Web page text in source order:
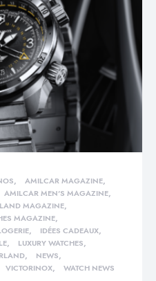
AMILCAR MAGAZINE
AMILCAR MEN'S MAGAZINE
MAGAZINE
MAGAZINE
IDÉES CADEAUX
LUXURY WATCHES
NEWS
VICTORINOX WATCH NEWS